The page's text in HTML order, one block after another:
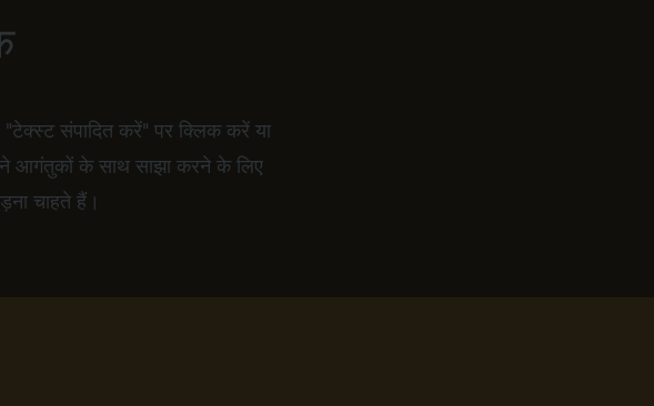
संपादित करें" पर क्लिक करें या
आगंतुकों के साथ साझा करने के लिए
चाहते हैं।